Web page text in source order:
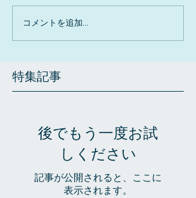
コメントを追加…
特集記事
後でもう一度お試
しください
記事が公開されると、ここに
表示されます。